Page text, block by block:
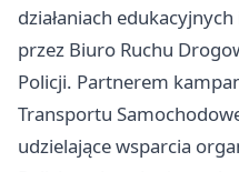
działaniach
przez Biuro Ruchu
Policji. Partnerem
Transportu
udzielające wsparcia